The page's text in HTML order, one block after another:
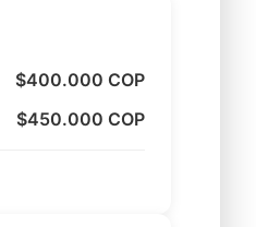
$400.000 COP
$450.000 COP